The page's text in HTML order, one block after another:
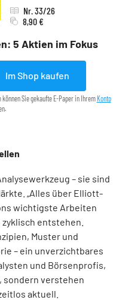
5 Aktien im Fokus
Nr. 33/26
8,90 €
Im Shop kaufen
Sie gekaufte E-Paper in IhremKonto
– sie sind
„Alles über Elliott-
wichtigste Arbeiten
entstehen.
Muster und
– ein unverzichtbares
und Börsenprofis,
sondern verstehen
aktuell.